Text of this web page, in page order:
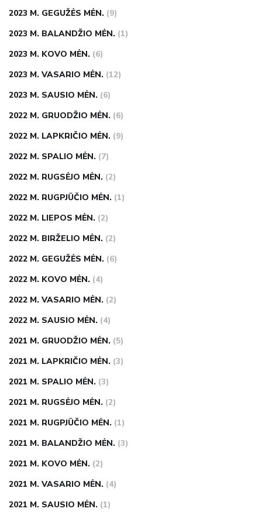
2023 M. GEGUŽĖS MĖN. (9)
2023 M. BALANDŽIO MĖN. (1)
2023 M. KOVO MĖN. (6)
2023 M. VASARIO MĖN. (12)
2023 M. SAUSIO MĖN. (6)
2022 M. GRUODŽIO MĖN. (6)
2022 M. LAPKRIČIO MĖN. (9)
2022 M. SPALIO MĖN. (7)
2022 M. RUGSĖJO MĖN. (2)
2022 M. RUGPJŪČIO MĖN. (1)
2022 M. LIEPOS MĖN. (2)
2022 M. BIRŽELIO MĖN. (2)
2022 M. GEGUŽĖS MĖN. (6)
2022 M. KOVO MĖN. (4)
2022 M. VASARIO MĖN. (2)
2022 M. SAUSIO MĖN. (4)
2021 M. GRUODŽIO MĖN. (5)
2021 M. LAPKRIČIO MĖN. (3)
2021 M. SPALIO MĖN. (3)
2021 M. RUGSĖJO MĖN. (2)
2021 M. RUGPJŪČIO MĖN. (1)
2021 M. BALANDŽIO MĖN. (3)
2021 M. KOVO MĖN. (2)
2021 M. VASARIO MĖN. (4)
2021 M. SAUSIO MĖN. (1)